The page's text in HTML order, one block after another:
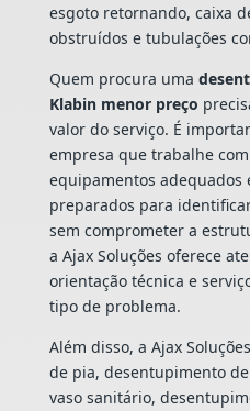
esgoto retornando, caixa
obstruídos e tubulações
Quem procura uma
Klabin menor preço
valor do serviço. É
empresa que trabalhe
equipamentos adequados
preparados para
sem comprometer a
a Ajax Soluções oferece
orientação técnica e
tipo de problema.
Além disso, a Ajax
de pia, desentupimento
vaso sanitário,